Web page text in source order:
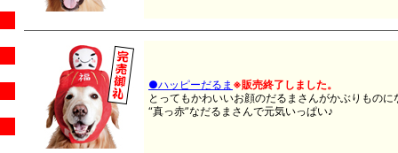
●ハッピーだるま ※販売終了しました。
とってもかわいいお顔のだるまさんがかぶりものに
“真っ赤”なだるまさんで元気いっぱい♪